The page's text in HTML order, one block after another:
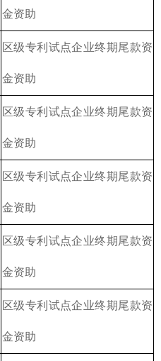
金资助
区级专利试点企业终期尾款资
金资助
区级专利试点企业终期尾款资
金资助
区级专利试点企业终期尾款资
金资助
区级专利试点企业终期尾款资
金资助
区级专利试点企业终期尾款资
金资助